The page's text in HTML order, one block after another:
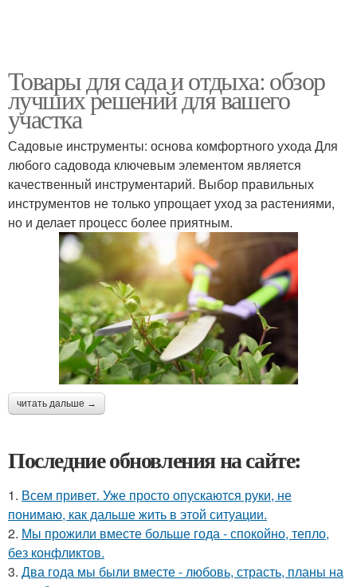
Товары для сада и отдыха: обзор
лучших решений для вашего
участка
Садовые инструменты: основа комфортного ухода Для
любого садовода ключевым элементом является
качественный инструментарий. Выбор правильных
инструментов не только упрощает уход за растениями,
но и делает процесс более приятным.
читать дальше →
Последние обновления на сайте:
1. Всем привет. Уже просто опускаются руки, не
понимаю, как дальше жить в этой ситуации.
2. Мы прожили вместе больше года - спокойно, тепло,
без конфликтов.
3. Два года мы были вместе - любовь, страсть, планы на